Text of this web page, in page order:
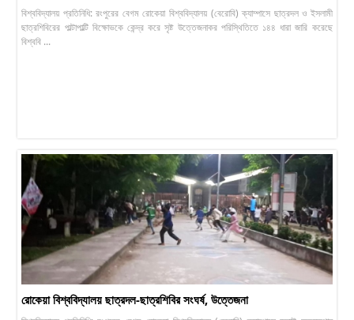
বিশ্ববিদ্যালয় প্রতিনিধি: রংপুরের বেগম রোকেয়া বিশ্ববিদ্যালয় (বেরোবি) ক্যাম্পাসে ছাত্রদল ও ইসলামী
ছাত্রশিবিরের পাল্টাপাল্টি বিক্ষোভকে কেন্দ্র করে সৃষ্ট উত্তেজনাকর পরিস্থিতিতে ১৪৪ ধারা জারি করেছে
বিশ্ববি ...
রোকেয়া বিশ্ববিদ্যালয় ছাত্রদল-ছাত্রশিবির সংঘর্ষ, উত্তেজনা